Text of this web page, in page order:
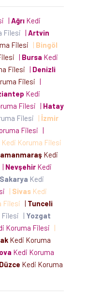
| Ağrı Kedi
Filesi | Artvin
Filesi | Bingöl
| Bursa Kedi
Filesi | Denizli
Filesi |
Kedi
Filesi | Hatay
Filesi | İzmir
Filesi |
Kedi Koruma Filesi
Kedi
| Nevşehir Kedi
Sakarya Kedi
| Sivas Kedi
Filesi | Tunceli
Filesi | Yozgat
Koruma Filesi
|
Kedi Koruma
Kedi Koruma
Düzce Kedi Koruma